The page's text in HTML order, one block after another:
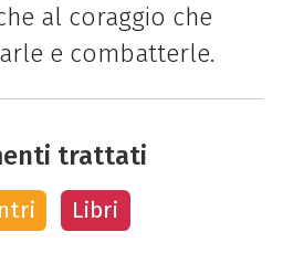
al coraggio che
e combatterle.
trattati
Libri